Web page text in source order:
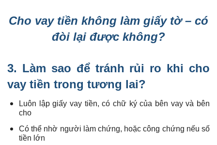
Cho vay tiền không làm giấy tờ – có
đòi lại được không?
3. Làm sao để tránh rủi ro khi cho
vay tiền trong tương lai?
Luôn lập giấy vay tiền, có chữ ký của bên vay và bên
cho
Có thể nhờ người làm chứng, hoặc công chứng nếu số
tiền lớn